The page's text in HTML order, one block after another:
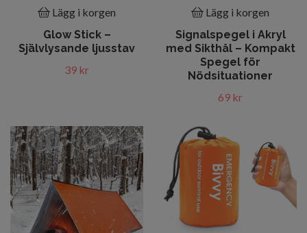
Lägg i korgen
Glow Stick –
Självlysande ljusstav
39 kr
Lägg i korgen
Signalspegel i Akryl
med Sikthål – Kompakt
Spegel för
Nödsituationer
69 kr